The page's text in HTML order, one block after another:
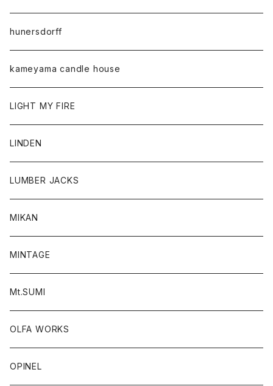
hunersdorff
kameyama candle house
LIGHT MY FIRE
LINDEN
LUMBER JACKS
MIKAN
MINTAGE
Mt.SUMI
OLFA WORKS
OPINEL